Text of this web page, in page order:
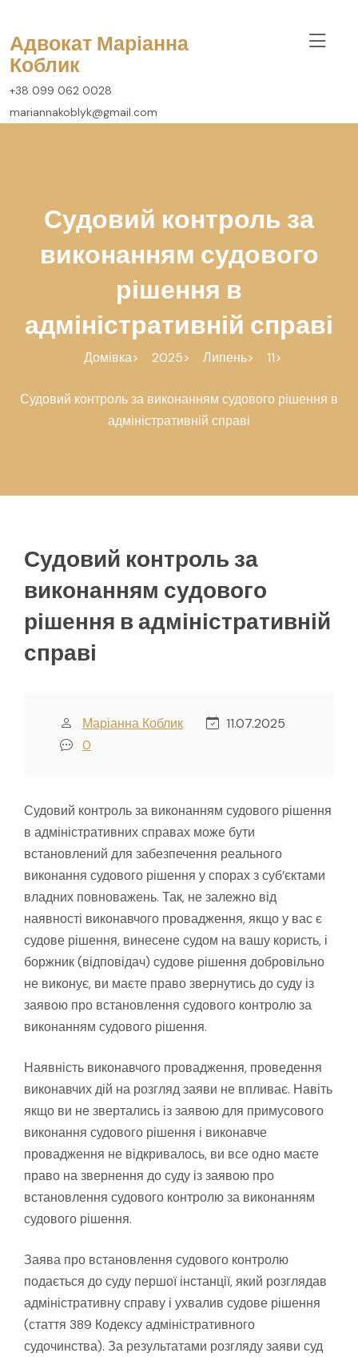
вмісту
Адвокат Маріанна
Коблик
+38 099 062 0028
mariannakoblyk@gmail.com
Судовий контроль за
виконанням судового
рішення в
адміністративній справі
Домівка 2025 Липень 11
Судовий контроль за виконанням судового рішення в
адміністративній справі
Судовий контроль за
виконанням судового
рішення в адміністративній
справі
Маріанна Коблик
11.07.2025
0
Судовий контроль за виконанням судового рішення
в адміністративних справах може бути
встановлений для забезпечення реального
виконання судового рішення у спорах з суб’єктами
владних повноважень. Так, не залежно від
наявності виконавчого провадження, якщо у вас є
судове рішення, винесене судом на вашу користь, і
боржник (відповідач) судове рішення добровільно
не виконує, ви маєте право звернутись до суду із
заявою про встановлення судового контролю за
виконанням судового рішення.
Наявність виконавчого провадження, проведення
виконавчих дій на розгляд заяви не впливає. Навіть
якщо ви не звертались із заявою для примусового
виконання судового рішення і виконавче
провадження не відкривалось, ви все одно маєте
право на звернення до суду із заявою про
встановлення судового контролю за виконанням
судового рішення.
Заява про встановлення судового контролю
подається до суду першої інстанції, який розглядав
адміністративну справу і ухвалив судове рішення
(стаття 389 Кодексу адміністративного
судочинства). За результатами розгляду заяви суд